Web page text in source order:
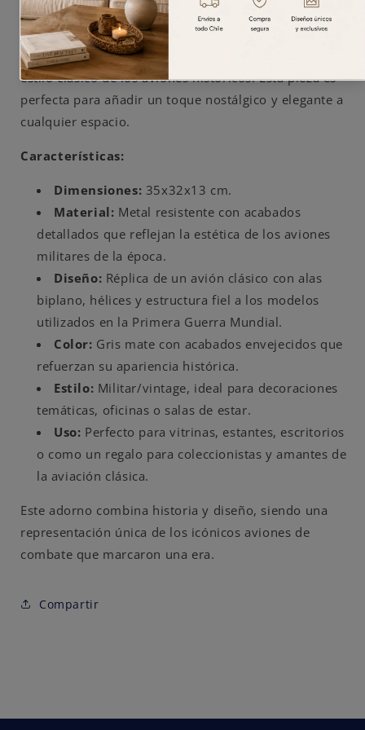
Adorno metálico de avión vintage inspirado en un
avión militar de la Primera Guerra Mundial,
diseñado en color griscon detalles que evocan el
estilo clásico de los aviones históricos. Esta pieza es
perfecta para añadir un toque nostálgico y elegante a
cualquier espacio.
Características:
Dimensiones: 35x32x13 cm.
Material: Metal resistente con acabados
detallados que reflejan la estética de los aviones
militares de la época.
Diseño: Réplica de un avión clásico con alas
biplano, hélices y estructura fiel a los modelos
utilizados en la Primera Guerra Mundial.
Color: Gris mate con acabados envejecidos que
refuerzan su apariencia histórica.
Estilo: Militar/vintage, ideal para decoraciones
temáticas, oficinas o salas de estar.
Uso: Perfecto para vitrinas, estantes, escritorios
o como un regalo para coleccionistas y amantes de
la aviación clásica.
Este adorno combina historia y diseño, siendo una
representación única de los icónicos aviones de
combate que marcaron una era.
Compartir